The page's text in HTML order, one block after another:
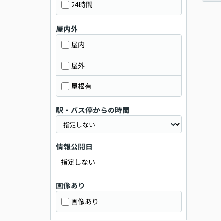
24時間
屋内外
屋内
屋外
屋根有
駅・バス停からの時間
情報公開日
指定しない
画像あり
画像あり